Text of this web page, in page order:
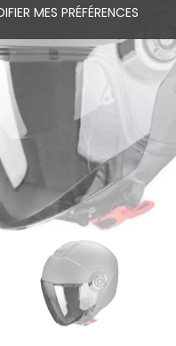
MES PRÉFÉRENCES